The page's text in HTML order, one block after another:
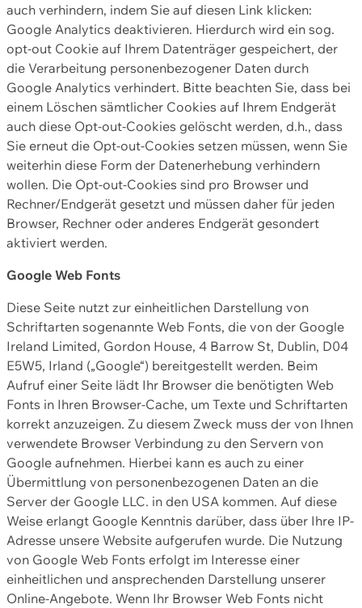
auch verhindern, indem Sie auf diesen Link klicken:
Google Analytics deaktivieren. Hierdurch wird ein sog.
opt-out Cookie auf Ihrem Datenträger gespeichert, der
die Verarbeitung personenbezogener Daten durch
Google Analytics verhindert. Bitte beachten Sie, dass bei
einem Löschen sämtlicher Cookies auf Ihrem Endgerät
auch diese Opt-out-Cookies gelöscht werden, d.h., dass
Sie erneut die Opt-out-Cookies setzen müssen, wenn Sie
weiterhin diese Form der Datenerhebung verhindern
wollen. Die Opt-out-Cookies sind pro Browser und
Rechner/Endgerät gesetzt und müssen daher für jeden
Browser, Rechner oder anderes Endgerät gesondert
aktiviert werden.
Google Web Fonts
Diese Seite nutzt zur einheitlichen Darstellung von
Schriftarten sogenannte Web Fonts, die von der Google
Ireland Limited, Gordon House, 4 Barrow St, Dublin, D04
E5W5, Irland („Google“) bereitgestellt werden. Beim
Aufruf einer Seite lädt Ihr Browser die benötigten Web
Fonts in Ihren Browser-Cache, um Texte und Schriftarten
korrekt anzuzeigen. Zu diesem Zweck muss der von Ihnen
verwendete Browser Verbindung zu den Servern von
Google aufnehmen. Hierbei kann es auch zu einer
Übermittlung von personenbezogenen Daten an die
Server der Google LLC. in den USA kommen. Auf diese
Weise erlangt Google Kenntnis darüber, dass über Ihre IP-
Adresse unsere Website aufgerufen wurde. Die Nutzung
von Google Web Fonts erfolgt im Interesse einer
einheitlichen und ansprechenden Darstellung unserer
Online-Angebote. Wenn Ihr Browser Web Fonts nicht